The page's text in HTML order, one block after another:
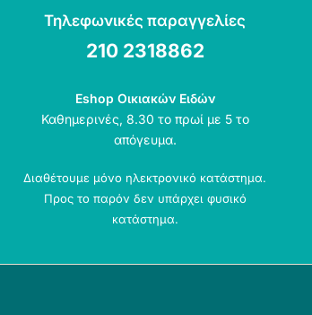
Τηλεφωνικές παραγγελίες
210 2318862
Eshop Οικιακών Ειδών
Καθημερινές, 8.30 το πρωί με 5 το
απόγευμα.
Διαθέτουμε μόνο ηλεκτρονικό κατάστημα.
Προς το παρόν δεν υπάρχει φυσικό
κατάστημα.